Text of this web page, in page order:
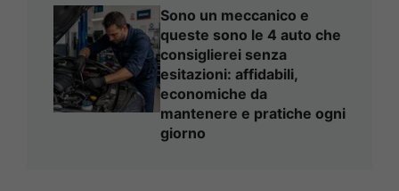
Sono un meccanico e
queste sono le 4 auto che
consiglierei senza
esitazioni: affidabili,
economiche da
mantenere e pratiche ogni
giorno